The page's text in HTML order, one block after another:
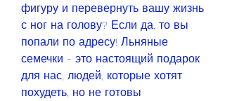
фигуру и перевернуть вашу жизнь
с ног на голову? Если да, то вы
попали по адресу! Льняные
семечки - это настоящий подарок
для нас, людей, которые хотят
похудеть, но не готовы